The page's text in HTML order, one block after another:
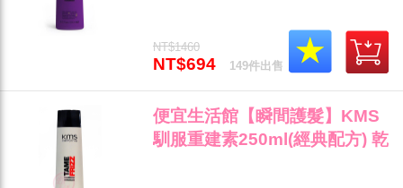
NT$1460
NT$694 149件出售
便宜生活館【瞬間護髮】KMS
馴服重建素250ml(經典配方) 乾